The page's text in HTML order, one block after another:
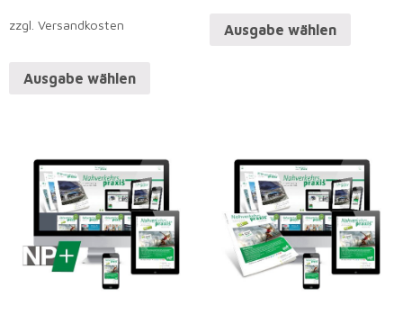
zzgl. Versandkosten
Ausgabe wählen
Ausgabe wählen